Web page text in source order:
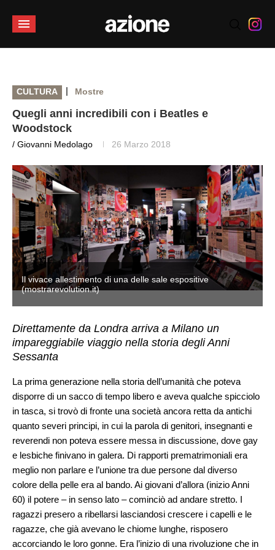
CULTURA | Mostre
Quegli anni incredibili con i Beatles e
Woodstock
/ Giovanni Medolago 26 Marzo 2018
Il vivace allestimento di una delle sale espositive
(mostrarevolution.it)
Direttamente da Londra arriva a Milano un
impareggiabile viaggio nella storia degli Anni
Sessanta
La prima generazione nella storia dell’umanità che poteva
disporre di un sacco di tempo libero e aveva qualche spicciolo
in tasca, si trovò di fronte una società ancora retta da antichi
quanto severi principi, in cui la parola di genitori, insegnanti e
reverendi non poteva essere messa in discussione, dove gay
e lesbiche finivano in galera. Di rapporti prematrimoniali era
meglio non parlare e l’unione tra due persone dal diverso
colore della pelle era al bando. Ai giovani d’allora (inizio Anni
60) il potere – in senso lato – cominciò ad andare stretto. I
ragazzi presero a ribellarsi lasciandosi crescere i capelli e le
ragazze, che già avevano le chiome lunghe, risposero
accorciando le loro gonne. Era l’inizio di una rivoluzione che in